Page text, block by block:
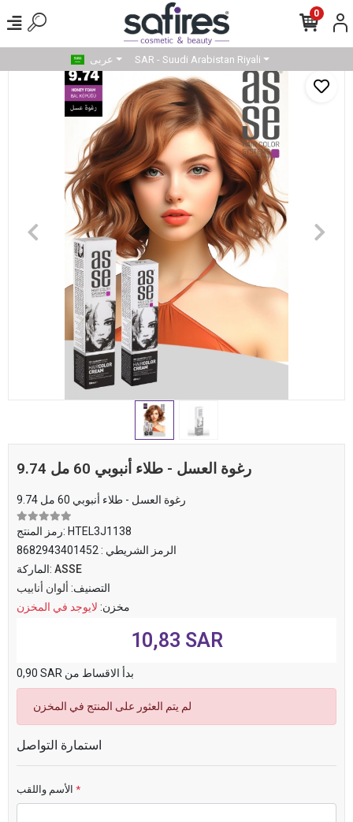
0
عربى SAR - Suudi Arabistan Riyali
9.74 رغوة العسل - طلاء أنبوبي 60 مل
9.74 رغوة العسل - طلاء أنبوبي 60 مل
رمز المنتج: HTEL3J1138
الرمز الشريطي : 8682943401452
الماركة: ASSE
التصنيف: ألوان أنابيب
مخزن: لايوجد في المخزن
10,83 SAR
0,90 SAR بدأ الاقساط من
لم يتم العثور على المنتج في المخزن
استمارة التواصل
*